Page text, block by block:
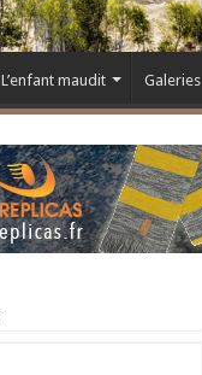
L’enfant maudit Galeries